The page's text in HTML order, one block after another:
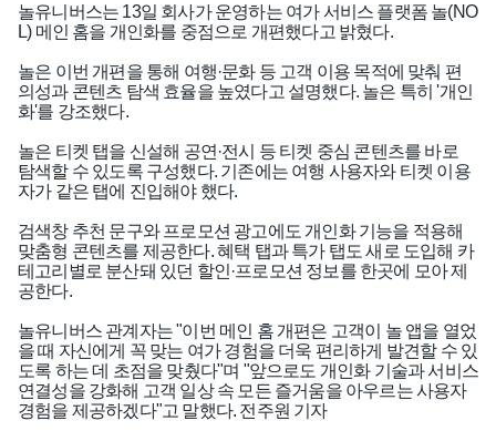
놀유니버스는 13일 회사가 운영하는 여가 서비스 플랫폼 놀(NO
L) 메인 홈을 개인화를 중점으로 개편했다고 밝혔다.
놀은 이번 개편을 통해 여행·문화 등 고객 이용 목적에 맞춰 편
의성과 콘텐츠 탐색 효율을 높였다고 설명했다. 놀은 특히 '개인
화'를 강조했다.
놀은 티켓 탭을 신설해 공연·전시 등 티켓 중심 콘텐츠를 바로
탐색할 수 있도록 구성했다. 기존에는 여행 사용자와 티켓 이용
자가 같은 탭에 진입해야 했다.
검색창 추천 문구와 프로모션 광고에도 개인화 기능을 적용해
맞춤형 콘텐츠를 제공한다. 혜택 탭과 특가 탭도 새로 도입해 카
테고리별로 분산돼 있던 할인·프로모션 정보를 한곳에 모아 제
공한다.
놀유니버스 관계자는 "이번 메인 홈 개편은 고객이 놀 앱을 열었
을 때 자신에게 꼭 맞는 여가 경험을 더욱 편리하게 발견할 수 있
도록 하는 데 초점을 맞췄다"며 "앞으로도 개인화 기술과 서비스
연결성을 강화해 고객 일상 속 모든 즐거움을 아우르는 사용자
경험을 제공하겠다"고 말했다. 전주원 기자
인기기사